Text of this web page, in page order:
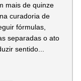
mais de quinze
curadoria de
fórmulas,
separadas o ato
sentido...